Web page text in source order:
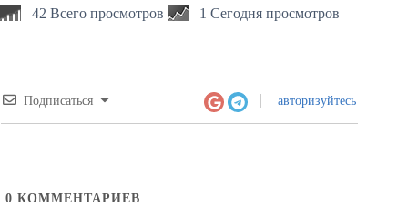
42 Всего просмотров 1 Сегодня просмотров
Подписаться авторизуйтесь
0 КОММЕНТАРИЕВ